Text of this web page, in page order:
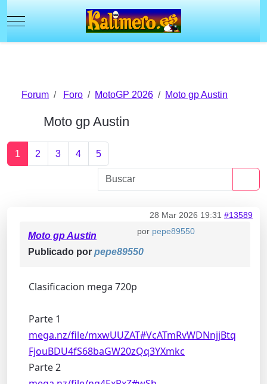
Mobile Menu Toggle
Forum Foro MotoGP 2026 Moto gp Austin
Moto gp Austin
1 2 3 4 5
28 Mar 2026 19:31 #13589
por pepe89550
Moto gp Austin
Publicado por pepe89550
Clasificacion mega 720p
Parte 1
mega.nz/file/mxwUUZAT#VcATmRvWDNnjjBtq
FjouBDU4fS68baGW20zQq3YXmkc
Parte 2